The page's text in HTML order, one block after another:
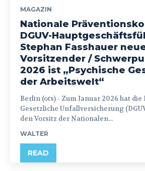
MAGAZIN
Nationale
DGUV-
Stephan Fasshauer
Vorsitzender /
2026 ist „Psychische
der Arbeitswelt“
Berlin (ots) - Zum Januar 2026 hat die Deutsche
Gesetzliche Unfallversicherung
den Vorsitz der Nationalen...
WALTER
READ